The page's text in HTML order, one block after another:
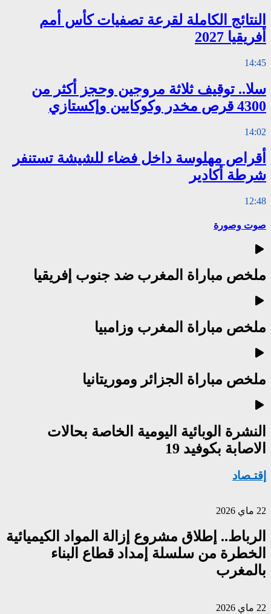
النتائج الكاملة لقرعة تصفيات كأس أمم
أفريقيا 2027
14:45
سلا.. توقيف ثلاثة مروجين وحجز أكثر من
4300 قرص مخدر وكوكايين وإكستازي
14:02
أقراص مهلوسة داخل فضاء للشيشة تستنفر
شرطة أكادير
12:48
صوت وصورة
ملخص مباراة المغرب ضد جنوب إفريقيا
ملخص مباراة المغرب وزامبيا
ملخص مباراة الجزائر وموريتانيا
النشرة الوبائية اليومية الخاصة بحالات
الاصابة بكوفيد 19
إقتـصاد
22 ماي 2026
الرباط.. إطلاق مشروع إزالة المواد الكيميائية
الخطرة من سلسلة إمداد قطاع البناء
بالمغرب
22 ماي 2026